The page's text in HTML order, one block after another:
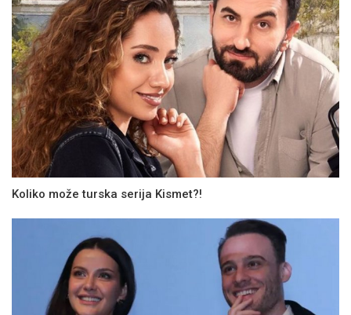
Koliko može turska serija Kismet?!